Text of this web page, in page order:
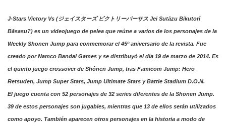
J-Stars Victory Vs (ジェイスターズ ビクトリーバーサス Jei Sutāzu Bikutorī
Bāsasu?) es un videojuego de pelea que reúne a varios de los personajes de la
Weekly Shonen Jump para conmemorar el 45º aniversario de la revista. Fue
creado por Namco Bandai Games y se distribuyó el día 19 de marzo de 2014. Es
el quinto juego crossover de Shônen Jump, tras Famicom Jump: Hero
Retsuden, Jump Super Stars, Jump Ultimate Stars y Battle Stadium D.O.N.
El juego cuenta con 52 personajes de 32 series diferentes de la Shonen Jump.
39 de estos personajes son jugables, mientras que 13 de ellos serán utilizados
como apoyo. También aparecen otros personajes en la historia a modo de